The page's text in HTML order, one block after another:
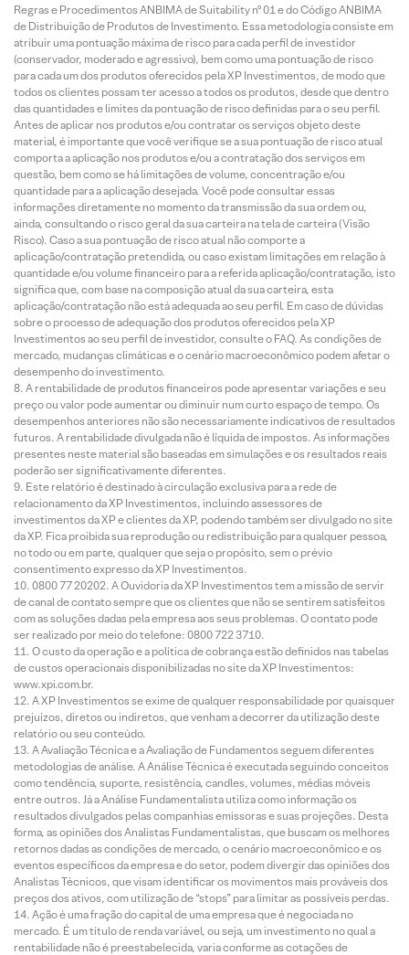
Regras e Procedimentos ANBIMA de Suitability nº 01 e do Código ANBIMA
de Distribuição de Produtos de Investimento. Essa metodologia consiste em
atribuir uma pontuação máxima de risco para cada perfil de investidor
(conservador, moderado e agressivo), bem como uma pontuação de risco
para cada um dos produtos oferecidos pela XP Investimentos, de modo que
todos os clientes possam ter acesso a todos os produtos, desde que dentro
das quantidades e limites da pontuação de risco definidas para o seu perfil.
Antes de aplicar nos produtos e/ou contratar os serviços objeto deste
material, é importante que você verifique se a sua pontuação de risco atual
comporta a aplicação nos produtos e/ou a contratação dos serviços em
questão, bem como se há limitações de volume, concentração e/ou
quantidade para a aplicação desejada. Você pode consultar essas
informações diretamente no momento da transmissão da sua ordem ou,
ainda, consultando o risco geral da sua carteira na tela de carteira (Visão
Risco). Caso a sua pontuação de risco atual não comporte a
aplicação/contratação pretendida, ou caso existam limitações em relação à
quantidade e/ou volume financeiro para a referida aplicação/contratação, isto
significa que, com base na composição atual da sua carteira, esta
aplicação/contratação não está adequada ao seu perfil. Em caso de dúvidas
sobre o processo de adequação dos produtos oferecidos pela XP
Investimentos ao seu perfil de investidor, consulte o FAQ. As condições de
mercado, mudanças climáticas e o cenário macroeconômico podem afetar o
desempenho do investimento.
A rentabilidade de produtos financeiros pode apresentar variações e seu
preço ou valor pode aumentar ou diminuir num curto espaço de tempo. Os
desempenhos anteriores não são necessariamente indicativos de resultados
futuros. A rentabilidade divulgada não é líquida de impostos. As informações
presentes neste material são baseadas em simulações e os resultados reais
poderão ser significativamente diferentes.
Este relatório é destinado à circulação exclusiva para a rede de
relacionamento da XP Investimentos, incluindo assessores de
investimentos da XP e clientes da XP, podendo também ser divulgado no site
da XP. Fica proibida sua reprodução ou redistribuição para qualquer pessoa,
no todo ou em parte, qualquer que seja o propósito, sem o prévio
consentimento expresso da XP Investimentos.
0800 77 20202. A Ouvidoria da XP Investimentos tem a missão de servir
de canal de contato sempre que os clientes que não se sentirem satisfeitos
com as soluções dadas pela empresa aos seus problemas. O contato pode
ser realizado por meio do telefone: 0800 722 3710.
O custo da operação e a política de cobrança estão definidos nas tabelas
de custos operacionais disponibilizadas no site da XP Investimentos:
www.xpi.com.br.
A XP Investimentos se exime de qualquer responsabilidade por quaisquer
prejuízos, diretos ou indiretos, que venham a decorrer da utilização deste
relatório ou seu conteúdo.
A Avaliação Técnica e a Avaliação de Fundamentos seguem diferentes
metodologias de análise. A Análise Técnica é executada seguindo conceitos
como tendência, suporte, resistência, candles, volumes, médias móveis
entre outros. Já a Análise Fundamentalista utiliza como informação os
resultados divulgados pelas companhias emissoras e suas projeções. Desta
forma, as opiniões dos Analistas Fundamentalistas, que buscam os melhores
retornos dadas as condições de mercado, o cenário macroeconômico e os
eventos específicos da empresa e do setor, podem divergir das opiniões dos
Analistas Técnicos, que visam identificar os movimentos mais prováveis dos
preços dos ativos, com utilização de “stops” para limitar as possíveis perdas.
Ação é uma fração do capital de uma empresa que é negociada no
mercado. É um título de renda variável, ou seja, um investimento no qual a
rentabilidade não é preestabelecida, varia conforme as cotações de